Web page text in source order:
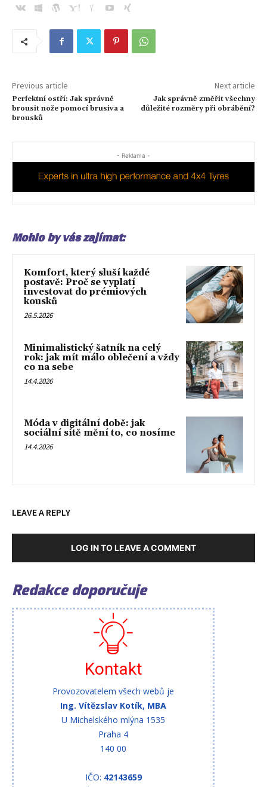
Previous article
Perfektní ostří: Jak správně
brousit nože pomocí brusiva a
brousků
Next article
Jak správně změřit všechny
důležité rozměry při obrábění?
- Reklama -
Mohlo by vás zajímat:
Komfort, který sluší každé
postavě: Proč se vyplatí
investovat do prémiových
kousků
26.5.2026
Minimalistický šatník na celý
rok: jak mít málo oblečení a vždy
co na sebe
14.4.2026
Móda v digitální době: jak
sociální sítě mění to, co nosíme
14.4.2026
LEAVE A REPLY
LOG IN TO LEAVE A COMMENT
Redakce doporučuje
Kontakt
Provozovatelem všech webů je
Ing. Vítězslav Kotík, MBA
U Michelského mlýna 1535
Praha 4
140 00
IČO: 42143659